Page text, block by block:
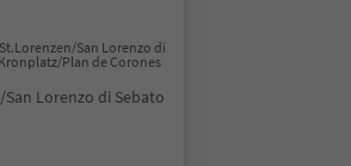
San Lorenzo di
Plan de Corones
Lorenzo di Sebato